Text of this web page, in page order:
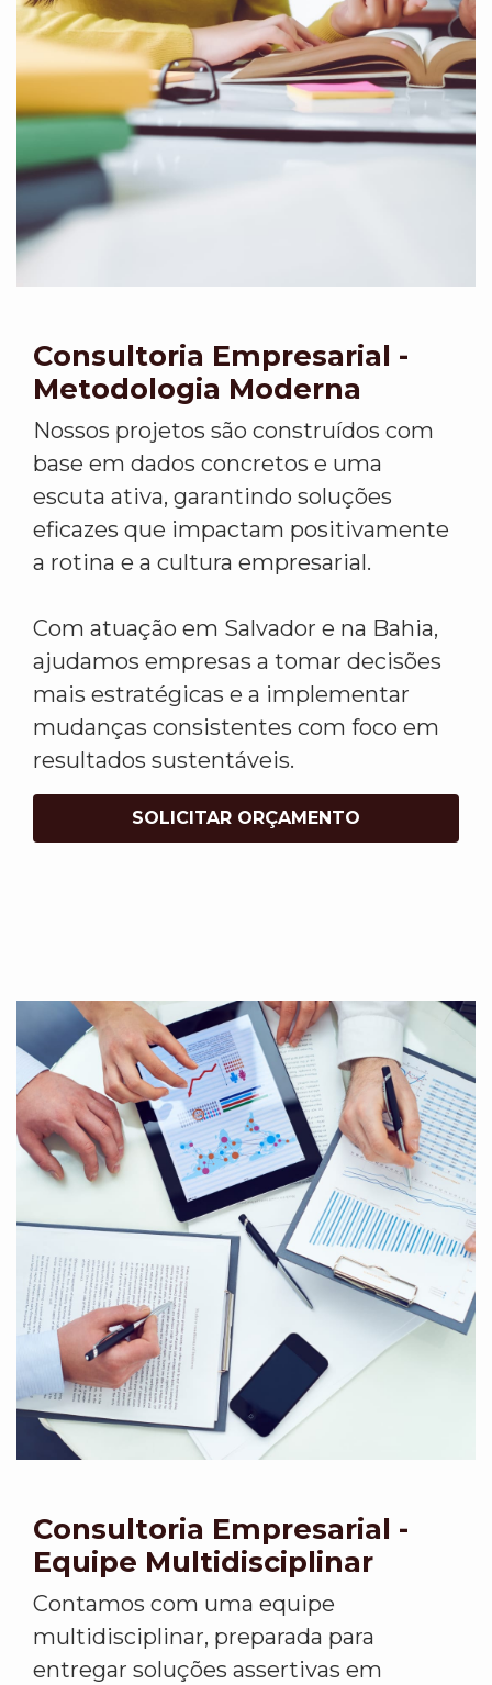
Consultoria Empresarial -
Metodologia Moderna
Nossos projetos são construídos com
base em dados concretos e uma
escuta ativa, garantindo soluções
eficazes que impactam positivamente
a rotina e a cultura empresarial.
Com atuação em Salvador e na Bahia,
ajudamos empresas a tomar decisões
mais estratégicas e a implementar
mudanças consistentes com foco em
resultados sustentáveis.
SOLICITAR ORÇAMENTO
Consultoria Empresarial -
Equipe Multidisciplinar
Contamos com uma equipe
multidisciplinar, preparada para
entregar soluções assertivas em